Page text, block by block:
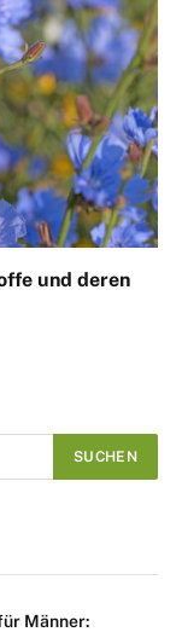
und deren
Männer: